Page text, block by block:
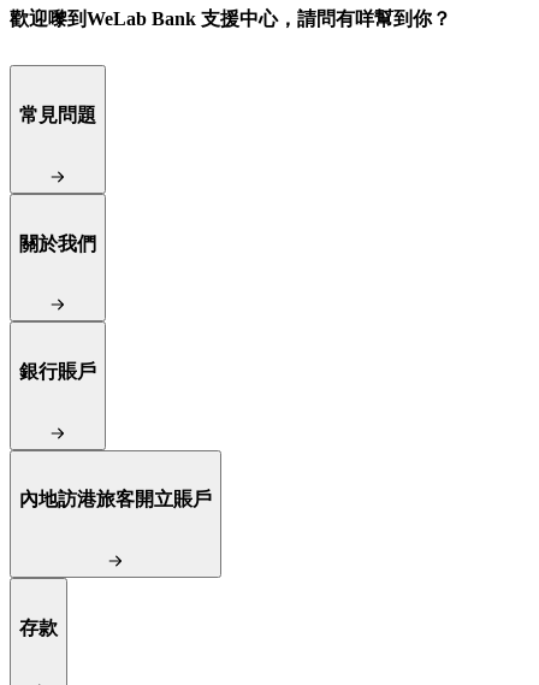
歡迎嚟到WeLab Bank 支援中心，請問有咩幫到你？
常見問題
關於我們
銀行賬戶
內地訪港旅客開立賬戶
存款